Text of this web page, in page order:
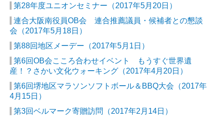
第28年度ユニオンセミナー（2017年5月20日）
連合大阪南役員OB会 連合推薦議員・候補者との懇談
会（2017年5月18日）
第88回地区メーデー（2017年5月1日）
第6回OB会こころ合わせイベント もうすぐ世界遺
産！？さかい文化ウォーキング（2017年4月20日）
第6回堺地区マラソンソフトボール＆BBQ大会（2017年
4月15日）
第3回ベルマーク寄贈訪問（2017年2月14日）